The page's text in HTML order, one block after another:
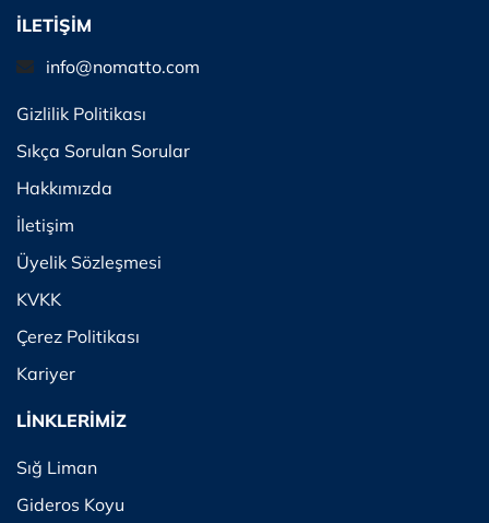
İLETİŞİM
info@nomatto.com
Gizlilik Politikası
Sıkça Sorulan Sorular
Hakkımızda
İletişim
Üyelik Sözleşmesi
KVKK
Çerez Politikası
Kariyer
LİNKLERİMİZ
Sığ Liman
Gideros Koyu